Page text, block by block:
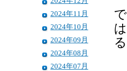
2024年11月
2024年10月
2024年09月
2024年08月
2024年07月
る